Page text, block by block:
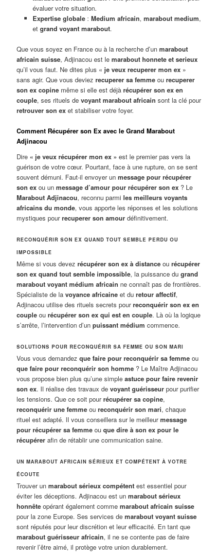
évaluer votre situation.
Expertise globale: Medium africain, marabout medium,
et grand voyant marabout.
Que vous soyez en France ou à la recherche d’unmarabout
africain suisse, Adjinacou est lemarabout honnete et serieux
qu’il vous faut. Ne dites plus « je veux recuperer mon ex »
sans agir. Que vous deviezrecuperer sa femme ourecuperer
son ex copine même si elle est déjàrécupérer son ex en
couple, ses rituels devoyant marabout africain sont la clé pour
retrouver son ex et stabiliser votre foyer.
Comment Récupérer son Ex avec le Grand Marabout
Adjinacou
Dire « je veux récupérer mon ex » est le premier pas vers la
guérison de votre cœur. Pourtant, face à une rupture, on se sent
souvent démuni. Faut-il envoyer unmessage pour récupérer
son ex ou unmessage d’amour pour récupérer son ex ? Le
Marabout Adjinacou, reconnu parmiles meilleurs voyants
africains du monde, vous apporte les réponses et les solutions
mystiques pourrecuperer son amour définitivement.
RECONQUÉRIR SON EX QUAND TOUT SEMBLE PERDU OU
IMPOSSIBLE
Même si vous devezrécupérer son ex à distance ourécupérer
son ex quand tout semble impossible, la puissance dugrand
marabout voyant médium africain ne connaît pas de frontières.
Spécialiste de lavoyance africaine et duretour affectif,
Adjinacou utilise des rituels secrets pourreconquérir son ex en
couple ourécupérer son ex qui est en couple. Là où la logique
s’arrête, l’intervention d’unpuissant médium commence.
SOLUTIONS POUR RECONQUÉRIR SA FEMME OU SON MARI
Vous vous demandezque faire pour reconquérir sa femme ou
que faire pour reconquérir son homme ? Le Maître Adjinacou
vous propose bien plus qu’une simpleastuce pour faire revenir
son ex. Il réalise des travaux devoyant guérisseur pour purifier
les tensions. Que ce soit pourrécupérer sa copine,
reconquérir une femme oureconquérir son mari, chaque
rituel est adapté. Il vous conseillera sur le meilleurmessage
pour récupérer sa femme ouque dire à son ex pour le
récupérer afin de rétablir une communication saine.
UN MARABOUT AFRICAIN SÉRIEUX ET COMPÉTENT À VOTRE
ÉCOUTE
Trouver unmarabout sérieux compétent est essentiel pour
éviter les déceptions. Adjinacou est unmarabout sérieux
honnête opérant également commemarabout africain suisse
pour la zone Europe. Ses services demarabout voyant suisse
sont réputés pour leur discrétion et leur efficacité. En tant que
marabout guérisseur africain, il ne se contente pas de faire
revenir l’être aimé, il protège votre union durablement.